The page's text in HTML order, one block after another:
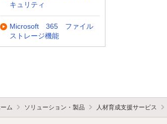
キュリティ
Microsoft 365 ファイル
ストレージ機能
ム ソリューション・製品 人材育成支援サービス